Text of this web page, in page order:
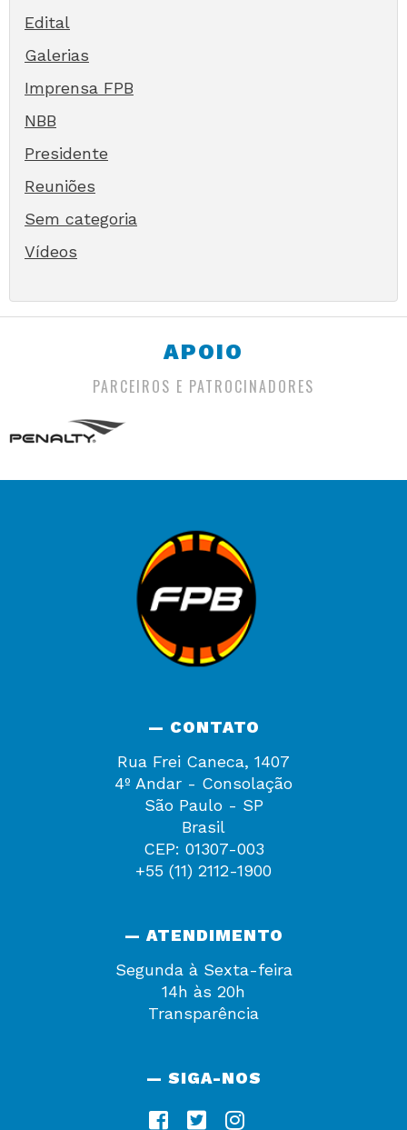
Edital
Galerias
Imprensa FPB
NBB
Presidente
Reuniões
Sem categoria
Vídeos
APOIO
PARCEIROS E PATROCINADORES
— CONTATO
Rua Frei Caneca, 1407
4º Andar - Consolação
São Paulo - SP
Brasil
CEP: 01307-003
+55 (11) 2112-1900
— ATENDIMENTO
Segunda à Sexta-feira
14h às 20h
Transparência
— SIGA-NOS